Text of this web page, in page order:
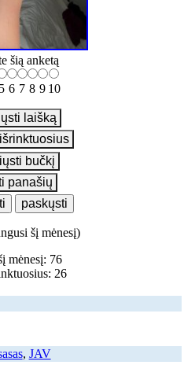
šią anketą
5 6 7 8 9 10
šį mėnesį)
mėnesį: 76
26
, JAV